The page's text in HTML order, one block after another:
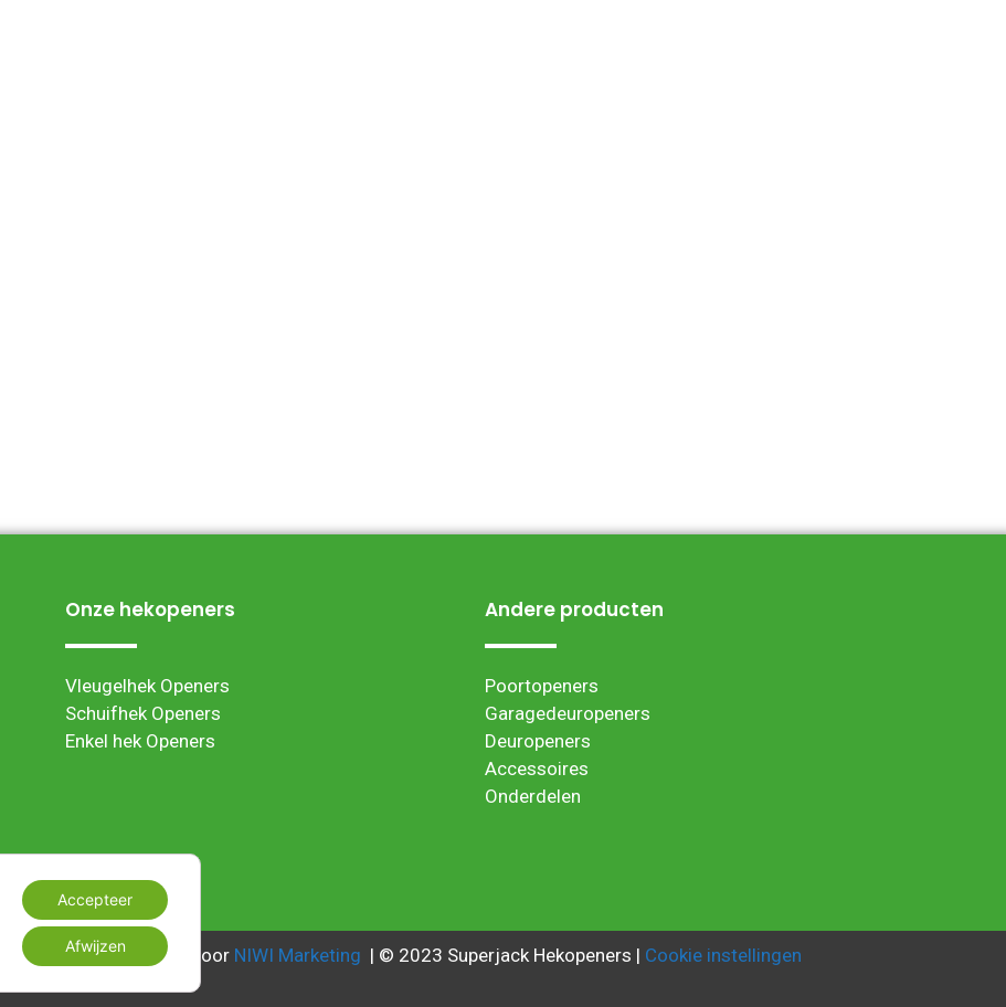
Onze hekopeners
Vleugelhek Openers
Schuifhek Openers
Enkel hek Openers
Andere producten
Poortopeners
Garagedeuropeners
Deuropeners
Accessoires
Onderdelen
| Webwinkel ontwikkeld door NIWI Marketing | © 2023 Superjack Hekopeners | Cookie instellingen
Accepteer
Afwijzen